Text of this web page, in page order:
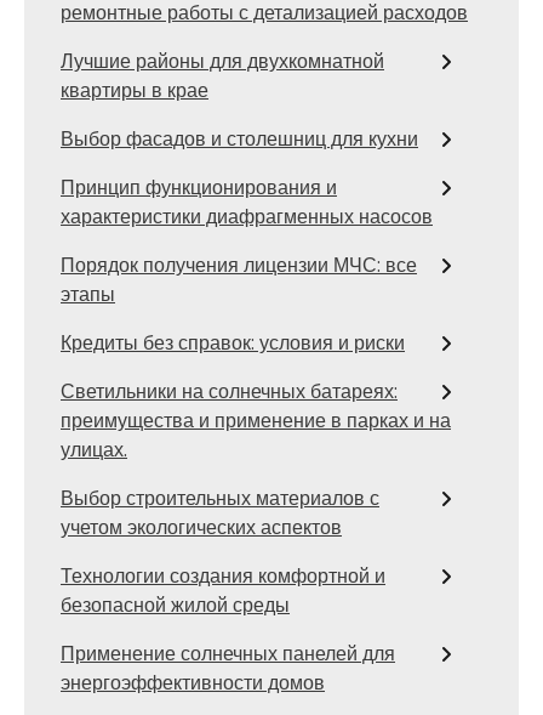
ремонтные работы с детализацией расходов
Лучшие районы для двухкомнатной
квартиры в крае
Выбор фасадов и столешниц для кухни
Принцип функционирования и
характеристики диафрагменных насосов
Порядок получения лицензии МЧС: все
этапы
Кредиты без справок: условия и риски
Светильники на солнечных батареях:
преимущества и применение в парках и на
улицах.
Выбор строительных материалов с
учетом экологических аспектов
Технологии создания комфортной и
безопасной жилой среды
Применение солнечных панелей для
энергоэффективности домов